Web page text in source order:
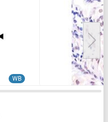
WB